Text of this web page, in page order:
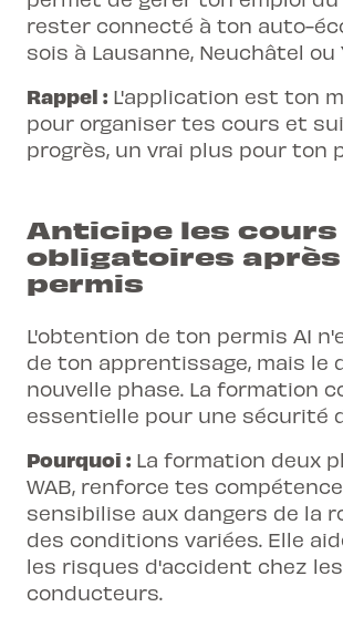
rester connecté à ton auto-
sois à Lausanne, Neuchâtel ou
Rappel : L'application est ton
pour organiser tes cours et
progrès, un vrai plus pour ton
Anticipe les cours
obligatoires
permis
L'obtention de ton permis A1
de ton apprentissage, mais le
nouvelle phase. La formation
essentielle pour une sécurité
Pourquoi : La formation deux
WAB, renforce tes
sensibilise aux dangers de la
des conditions variées. Elle
les risques d'accident chez
conducteurs.